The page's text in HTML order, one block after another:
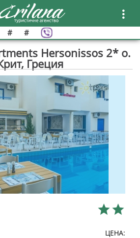
# #
Hersonissos 2* о.
Греция
ЦЕНА: